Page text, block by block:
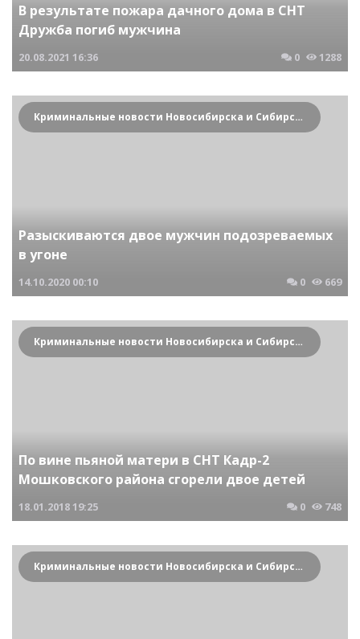
В результате пожара дачного дома в СНТ
Дружба погиб мужчина
20.08.2021 16:36 0 1288
Криминальные новости Новосибирска и Сибирского региона
Разыскиваются двое мужчин подозреваемых
в угоне
14.10.2020 00:10 0 669
Криминальные новости Новосибирска и Сибирского региона
По вине пьяной матери в СНТ Кадр-2
Мошковского района сгорели двое детей
18.01.201819:25 0 748
Криминальные новости Новосибирска и Сибирского региона